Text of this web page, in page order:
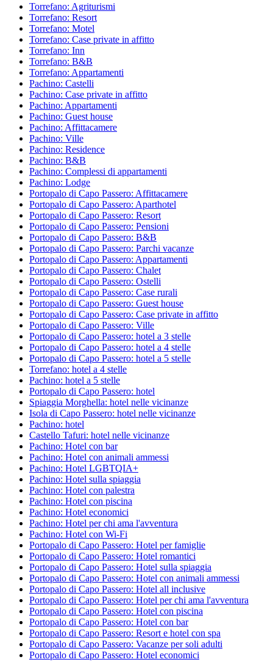
Torrefano: Agriturismi
Torrefano: Resort
Torrefano: Motel
Torrefano: Case private in affitto
Torrefano: Inn
Torrefano: B&B
Torrefano: Appartamenti
Pachino: Castelli
Pachino: Case private in affitto
Pachino: Appartamenti
Pachino: Guest house
Pachino: Affittacamere
Pachino: Ville
Pachino: Residence
Pachino: B&B
Pachino: Complessi di appartamenti
Pachino: Lodge
Portopalo di Capo Passero: Affittacamere
Portopalo di Capo Passero: Aparthotel
Portopalo di Capo Passero: Resort
Portopalo di Capo Passero: Pensioni
Portopalo di Capo Passero: B&B
Portopalo di Capo Passero: Parchi vacanze
Portopalo di Capo Passero: Appartamenti
Portopalo di Capo Passero: Chalet
Portopalo di Capo Passero: Ostelli
Portopalo di Capo Passero: Case rurali
Portopalo di Capo Passero: Guest house
Portopalo di Capo Passero: Case private in affitto
Portopalo di Capo Passero: Ville
Portopalo di Capo Passero: hotel a 3 stelle
Portopalo di Capo Passero: hotel a 4 stelle
Portopalo di Capo Passero: hotel a 5 stelle
Torrefano: hotel a 4 stelle
Pachino: hotel a 5 stelle
Portopalo di Capo Passero: hotel
Spiaggia Morghella: hotel nelle vicinanze
Isola di Capo Passero: hotel nelle vicinanze
Pachino: hotel
Castello Tafuri: hotel nelle vicinanze
Pachino: Hotel con bar
Pachino: Hotel con animali ammessi
Pachino: Hotel LGBTQIA+
Pachino: Hotel sulla spiaggia
Pachino: Hotel con palestra
Pachino: Hotel con piscina
Pachino: Hotel economici
Pachino: Hotel per chi ama l'avventura
Pachino: Hotel con Wi-Fi
Portopalo di Capo Passero: Hotel per famiglie
Portopalo di Capo Passero: Hotel romantici
Portopalo di Capo Passero: Hotel sulla spiaggia
Portopalo di Capo Passero: Hotel con animali ammessi
Portopalo di Capo Passero: Hotel all inclusive
Portopalo di Capo Passero: Hotel per chi ama l'avventura
Portopalo di Capo Passero: Hotel con piscina
Portopalo di Capo Passero: Hotel con bar
Portopalo di Capo Passero: Resort e hotel con spa
Portopalo di Capo Passero: Vacanze per soli adulti
Portopalo di Capo Passero: Hotel economici